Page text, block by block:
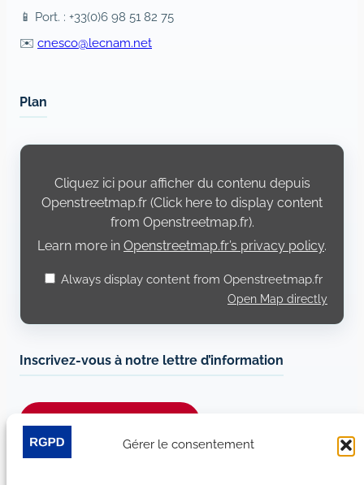
Gérer le consentement
📱 Port. : +33(0)6 98 51 82 75
✉️ cnesco@lecnam.net
Plan
Display
Openstreetmap.fr
Cliquez ici pour afficher du contenu depuis
Openstreetmap.fr (Click here to display content
from Openstreetmap.fr).
Learn more in Openstreetmap.fr’s privacy policy.
Always display content from Openstreetmap.fr
Open Map directly
Inscrivez-vous à notre lettre d’information